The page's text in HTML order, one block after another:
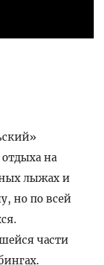
на
лыжах и
но по всей
части